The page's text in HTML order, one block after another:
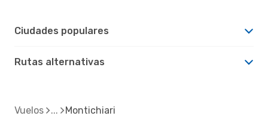
Ciudades populares
Rutas alternativas
Vuelos Montichiari